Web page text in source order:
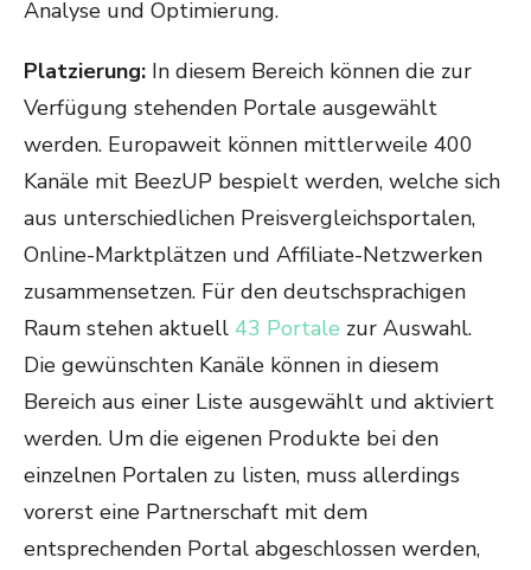
Analyse und Optimierung.
Platzierung: In diesem Bereich können die zur
Verfügung stehenden Portale ausgewählt
werden. Europaweit können mittlerweile 400
Kanäle mit BeezUP bespielt werden, welche sich
aus unterschiedlichen Preisvergleichsportalen,
Online-Marktplätzen und Affiliate-Netzwerken
zusammensetzen. Für den deutschsprachigen
Raum stehen aktuell 43 Portale zur Auswahl.
Die gewünschten Kanäle können in diesem
Bereich aus einer Liste ausgewählt und aktiviert
werden. Um die eigenen Produkte bei den
einzelnen Portalen zu listen, muss allerdings
vorerst eine Partnerschaft mit dem
entsprechenden Portal abgeschlossen werden,